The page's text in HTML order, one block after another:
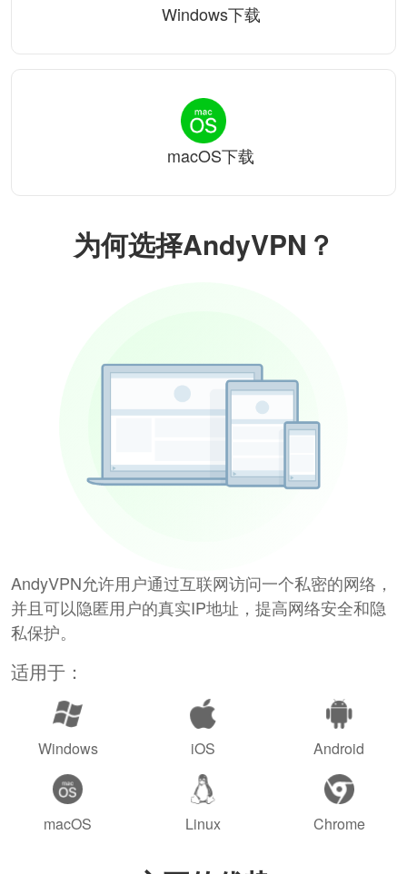
为何选择AndyVPN？
AndyVPN允许用户通过互联网访问一个私密的网络，
并且可以隐匿用户的真实IP地址，提高网络安全和隐
私保护。
适用于：
Windows iOS Android
macOS Linux Chrome
Windows下载
macOS下载